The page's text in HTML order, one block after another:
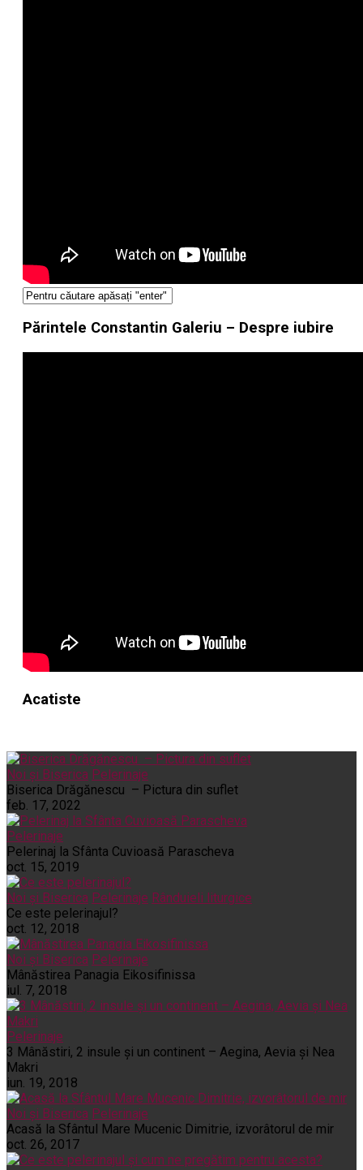
Părintele Constantin Galeriu – Despre iubire
Acatiste
Noi și Biserica Pelerinaje
Biserica Drăgănescu – Pictura din suflet
feb. 17, 2022
Pelerinaje
Pelerinaj la Sfânta Cuvioasă Parascheva
oct. 15, 2019
Noi și Biserica Pelerinaje Rânduieli liturgice
Ce este pelerinajul?
oct. 12, 2018
Noi și Biserica Pelerinaje
Mânăstirea Panagia Eikosifinissa
iul. 7, 2018
Pelerinaje
3 Mânăstiri, 2 insule și un continent – Aegina, Aevia și Nea
Makri
iun. 19, 2018
Noi și Biserica Pelerinaje
Acasă la Sfântul Mare Mucenic Dimitrie, izvorâtorul de mir
oct. 26, 2017